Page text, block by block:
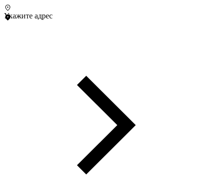
Укажите адрес